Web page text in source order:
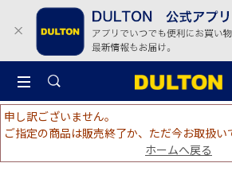
申し訳ございません。
ご指定の商品は販売終了か、ただ今お取扱い
ホームへ戻る